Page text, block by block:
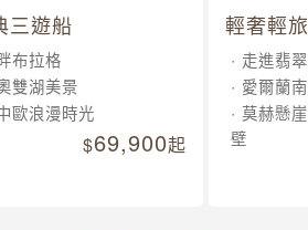
三遊船
布拉格
雙湖美景
歐浪漫時光
69,900起
輕奢輕
走進翡
愛爾蘭
莫赫懸
壁